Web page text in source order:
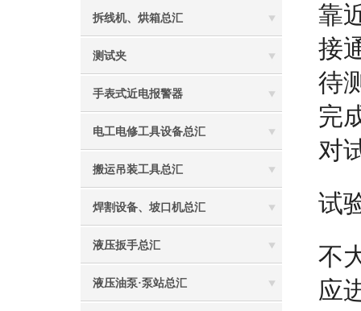
拆线机、烘箱总汇
测试夹
手表式近电报警器
电工电修工具设备总汇
搬运吊装工具总汇
焊割设备、坡口机总汇
液压扳手总汇
液压油泵·泵站总汇
靠
接
待
完
对
试
不
应